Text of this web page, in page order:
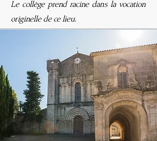
Le collège prend racine dans la vocation
originelle de ce lieu.